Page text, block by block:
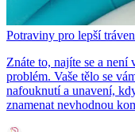
Potraviny pro lepší
Znáte to, najíte se a není
problém. Vaše tělo se
nafouknutí a unavení,
znamenat nevhodnou